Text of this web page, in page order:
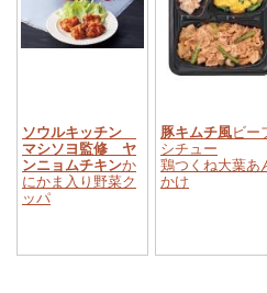
ソウルキッチン
マシソヨ監修 ヤ
ンニョムチキンか
にかま入り野菜ク
ッパ
豚キムチ風ビー
シチュー
鶏つくね大葉あ
かけ